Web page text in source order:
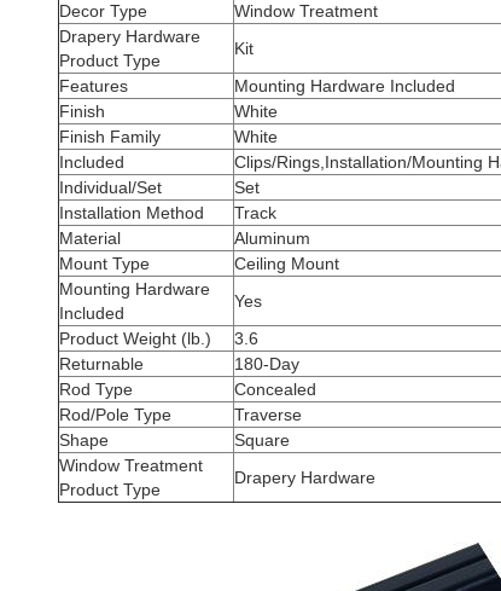
Decor Type
Window Treatment
Drapery Hardware
Product Type
Kit
Features
Mounting Hardware Included
Finish
White
Finish Family
White
Included
Clips/Rings,Installation/Mounting
Individual/Set
Set
Installation Method
Track
Material
Aluminum
Mount Type
Ceiling Mount
Mounting Hardware
Included
Yes
Product Weight (lb.)
3.6
Returnable
180-Day
Rod Type
Concealed
Rod/Pole Type
Traverse
Shape
Square
Window Treatment
Product Type
Drapery Hardware